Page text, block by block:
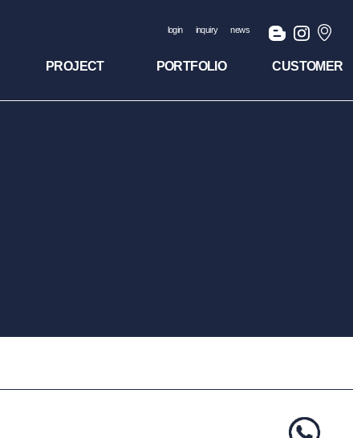
login inquiry news
PROJECT PORTFOLIO CUSTOMER